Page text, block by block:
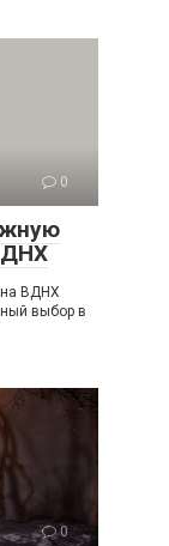
0
на ВДНХ
выбор в
0